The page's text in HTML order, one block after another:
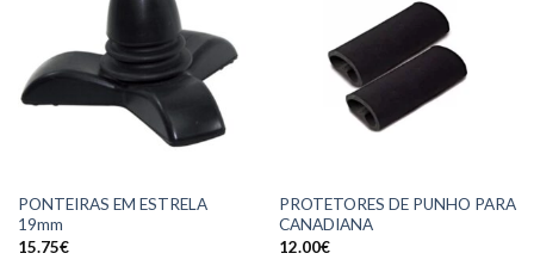
PONTEIRAS EM ESTRELA
19mm
15.75€
PROTETORES DE PUNHO PARA
CANADIANA
12.00€